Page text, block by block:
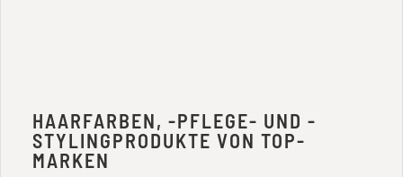
HAARFARBEN, -PFLEGE- UND -
STYLINGPRODUKTE VON TOP-
MARKEN